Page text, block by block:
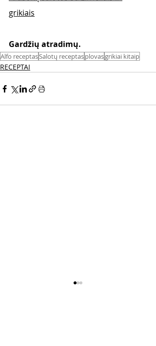
grikiais
Gardžių atradimų.
Alfo receptasSalotų receptasplovasgrikiai kitaip
RECEPTAI